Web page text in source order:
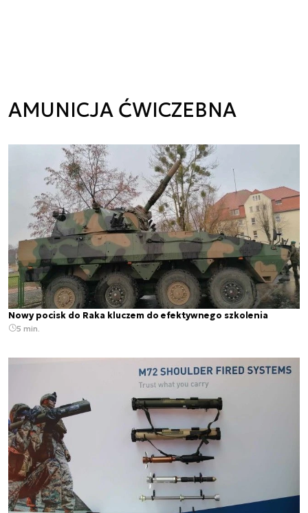
AMUNICJA ĆWICZEBNA
Nowy pocisk do Raka kluczem do efektywnego szkolenia
5 min.